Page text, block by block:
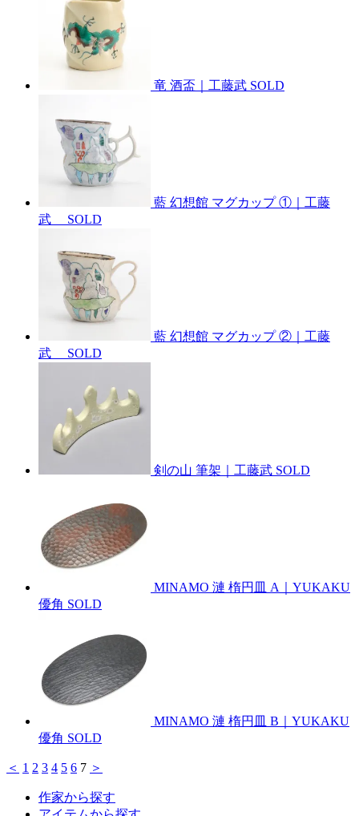
竜 酒盃｜工藤武 SOLD
藍 幻想館 マグカップ ①｜工藤
武
SOLD
藍 幻想館 マグカップ ②｜工藤
武
SOLD
剣の山 筆架｜工藤武 SOLD
MINAMO 漣 楕円皿 A｜YUKAKU
優角 SOLD
MINAMO 漣 楕円皿 B｜YUKAKU
優角 SOLD
＜ 1 2 3 4 5 6 7 ＞
作家から探す